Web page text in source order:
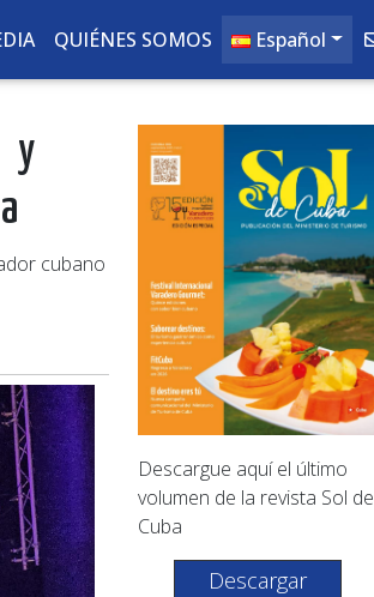
QUIÉNES SOMOS Español
y
cubano
Descargue aquí el último
volumen de la revista Sol de
Cuba
Descargar